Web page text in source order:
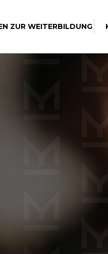
ZUR WEITERBILDUNG